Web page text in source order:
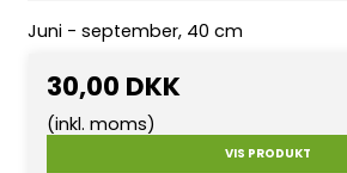
Juni - september, 40 cm
30,00 DKK
(inkl. moms)
VIS PRODUKT